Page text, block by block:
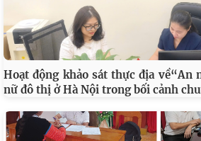
Hoạt động khảo sát thực địa về“An
nữ đô thị ở Hà Nội trong bối cảnh